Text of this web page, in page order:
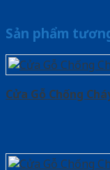
Sản phẩm
Cửa Gỗ Chống